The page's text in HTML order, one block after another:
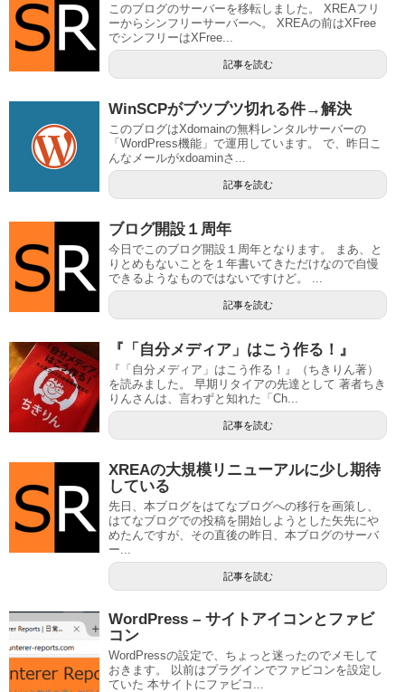
このブログのサーバーを移転しました。 XREAフリ
ーからシンフリーサーバーへ。 XREAの前はXFree
でシンフリーはXFree...
記事を読む
WinSCPがブツブツ切れる件→解決
このブログはXdomainの無料レンタルサーバーの
「WordPress機能」で運用しています。 で、昨日こ
んなメールがxdoaminさ...
記事を読む
ブログ開設１周年
今日でこのブログ開設１周年となります。 まあ、と
りとめもないことを１年書いてきただけなので自慢
できるようなものではないですけど。 ...
記事を読む
『「自分メディア」はこう作る！』
『「自分メディア」はこう作る！』（ちきりん著）
を読みました。 早期リタイアの先達として 著者ちき
りんさんは、言わずと知れた「Ch...
記事を読む
XREAの大規模リニューアルに少し期待
している
先日、本ブログをはてなブログへの移行を画策し、
はてなブログでの投稿を開始しようとした矢先にや
めたんですが、その直後の昨日、本ブログのサーバ
ー...
記事を読む
WordPress – サイトアイコンとファビ
コン
WordPressの設定で、ちょっと迷ったのでメモして
おきます。 以前はプラグインでファビコンを設定し
ていた 本サイトにファビコ...